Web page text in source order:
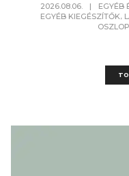
2026.08.06. | EGYÉB
EGYÉB KIEGÉSZÍTŐK,